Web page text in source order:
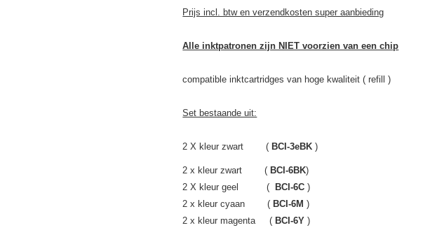
Prijs incl. btw en verzendkosten super aanbieding
Alle inktpatronen zijn NIET voorzien van een chip
compatible inktcartridges van hoge kwaliteit ( refill )
Set bestaande uit:
2 X kleur zwart (BCI-3eBK )
2 x kleur zwart ( BCI-6BK)
2 X kleur geel ( BCI-6C )
2 x kleur cyaan (BCI-6M )
2 x kleur magenta ( BCI-6Y )